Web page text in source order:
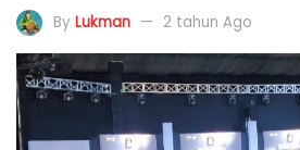
By Lukman 2 tahun Ago